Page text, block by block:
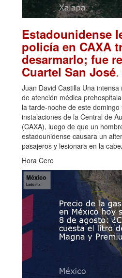
Estadounidense
policía en CAXA
desarmarlo; fue
Cuartel San José
Juan David Castilla Una
de atención médica
la tarde-noche de este
instalaciones de la Central de
(CAXA), luego de que un
estadounidense causara un
pasajeros y lesionara en la
Hora Cero